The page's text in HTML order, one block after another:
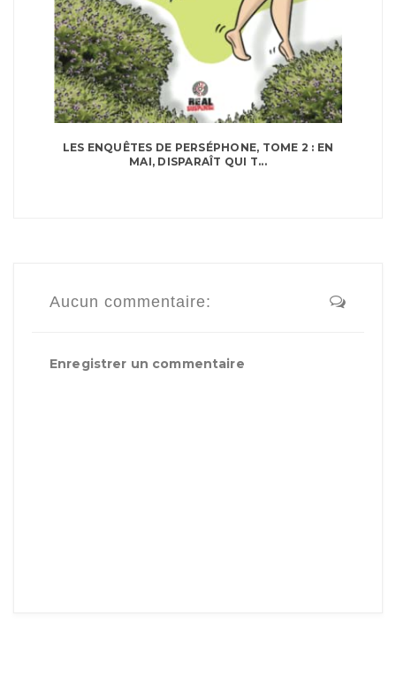
LES ENQUÊTES DE PERSÉPHONE, TOME 2 : EN
MAI, DISPARAÎT QUI T...
Aucun commentaire:
Enregistrer un commentaire